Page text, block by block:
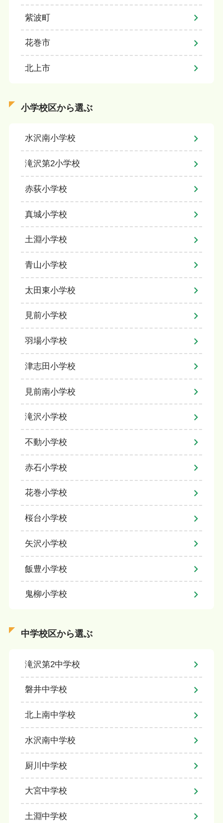
紫波町
花巻市
北上市
小学校区から選ぶ
水沢南小学校
滝沢第2小学校
赤荻小学校
真城小学校
土淵小学校
青山小学校
太田東小学校
見前小学校
羽場小学校
津志田小学校
見前南小学校
滝沢小学校
不動小学校
赤石小学校
花巻小学校
桜台小学校
矢沢小学校
飯豊小学校
鬼柳小学校
中学校区から選ぶ
滝沢第2中学校
磐井中学校
北上南中学校
水沢南中学校
厨川中学校
大宮中学校
土淵中学校